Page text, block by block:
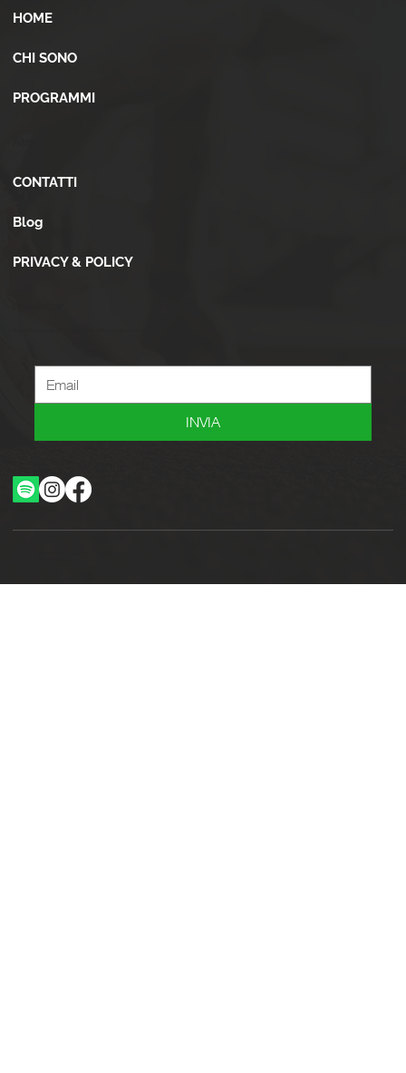
HOME
CHI SONO
PROGRAMMI
CONTATTI
Blog
PRIVACY & POLICY
INVIA